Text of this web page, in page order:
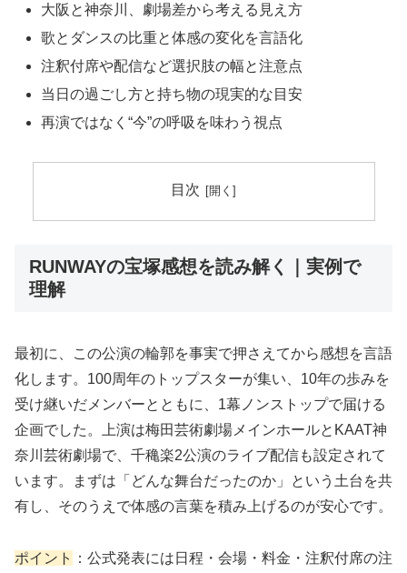
大阪と神奈川、劇場差から考える見え方
歌とダンスの比重と体感の変化を言語化
注釈付席や配信など選択肢の幅と注意点
当日の過ごし方と持ち物の現実的な目安
再演ではなく“今”の呼吸を味わう視点
目次
RUNWAYの宝塚感想を読み解く｜実例で
理解
最初に、この公演の輪郭を事実で押さえてから感想を言語
化します。100周年のトップスターが集い、10年の歩みを
受け継いだメンバーとともに、1幕ノンストップで届ける
企画でした。上演は梅田芸術劇場メインホールとKAAT神
奈川芸術劇場で、千穐楽2公演のライブ配信も設定されて
います。まずは「どんな舞台だったのか」という土台を共
有し、そのうえで体感の言葉を積み上げるのが安心です。
ポイント
：公式発表には日程・会場・料金・注釈付席の注